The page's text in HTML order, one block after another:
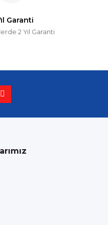
Garanti
2 Yıl Garanti